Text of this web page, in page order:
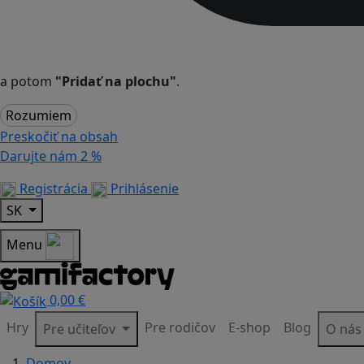
a potom "Pridať na plochu".
Rozumiem
Preskočiť na obsah
Darujte nám 2 %
Registrácia
Prihlásenie
SK
Menu
0,00 €
Hry
Pre učiteľov Pre rodičov E-shop Blog
O nás